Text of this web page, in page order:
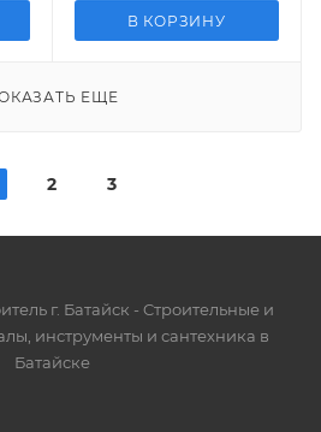
В КОРЗИНУ
ЕЩЕ
2 3
г. Батайск - Cтроительные и
инструменты и сантехника в
Батайске